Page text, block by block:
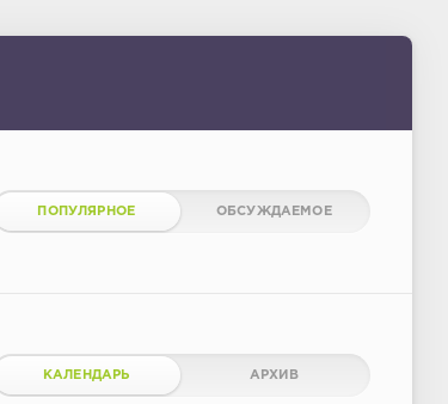
ПОПУЛЯРНОЕ ОБСУЖДАЕМОЕ
КАЛЕНДАРЬ АРХИВ